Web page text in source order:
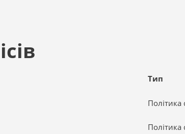
Тип
Політика
Політика